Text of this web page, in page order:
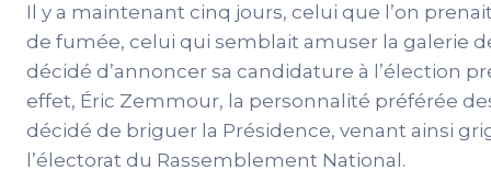
Il y a maintenant cinq jours, celui que l’on
de fumée, celui qui semblait amuser la galerie
décidé d’annoncer sa candidature à l’élection
effet, Éric Zemmour, la personnalité préférée
décidé de briguer la Présidence, venant ainsi
l’électorat du Rassemblement National.